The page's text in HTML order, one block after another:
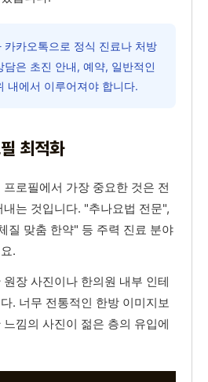
카카오톡으로 정식 진료나 처방
담은 초진 안내, 예약, 일반적인
내에서 이루어져야 합니다.
최적화
로필에서 가장 중요한 것은 전
는 것입니다. "추나요법 전문",
질 맞춤 한약" 등 주력 진료 분야
.
장 사진이나 한의원 내부 인테
. 너무 전통적인 한방 이미지보
낌의 사진이 젊은 층의 유입에